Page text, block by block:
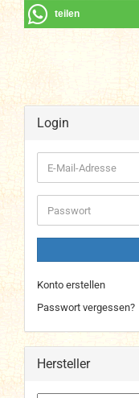
teilen
Login
E-
Mail-
Adresse
Passwort
Konto erstellen
Passwort vergessen?
Hersteller